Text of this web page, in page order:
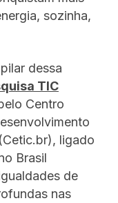
sozinha,
dessa
TIC
Centro
ligado
Brasil
de
nas